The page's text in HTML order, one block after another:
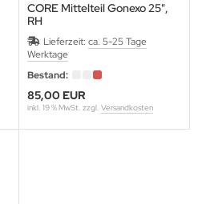
CORE Mittelteil Gonexo 25",
RH
Lieferzeit: ca. 5-25 Tage
Werktage
Bestand:
85,00 EUR
inkl. 19 % MwSt. zzgl. Versandkosten